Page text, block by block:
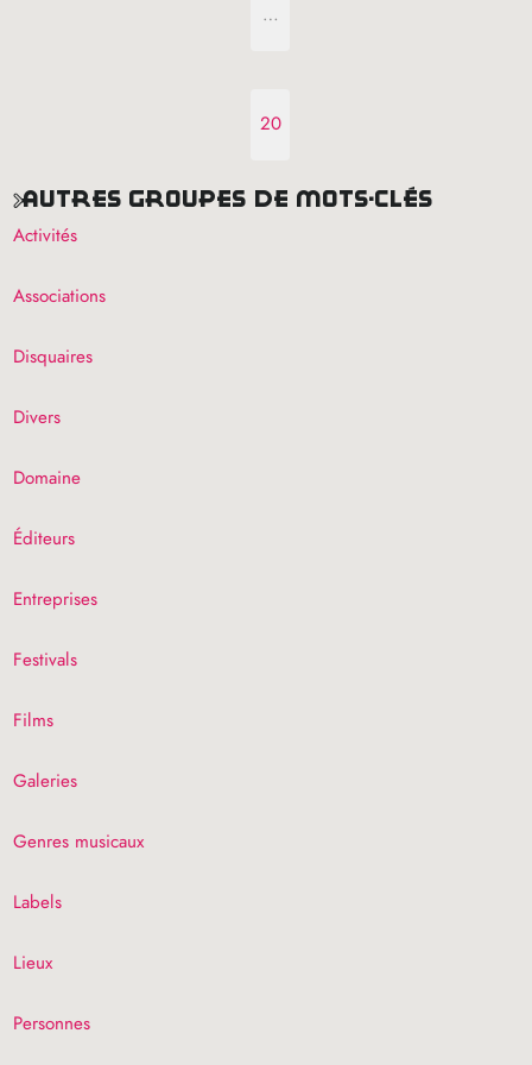
…
20
autres groupes de mots-clés
Activités
Associations
Disquaires
Divers
Domaine
Éditeurs
Entreprises
Festivals
Films
Galeries
Genres musicaux
Labels
Lieux
Personnes